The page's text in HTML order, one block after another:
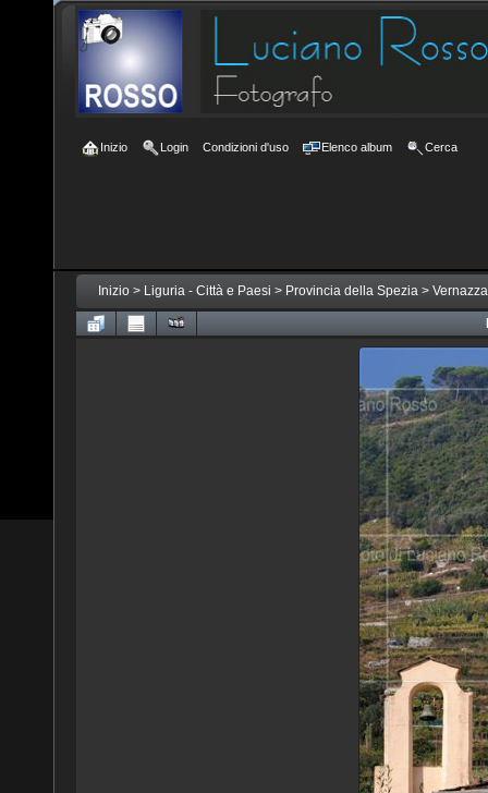
Inizio Login Condizioni d'uso Elenco album Cerca
Inizio > Liguria - Città e Paesi > Provincia della Spezia > Vernazza